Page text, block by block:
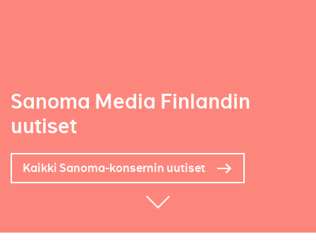
Sanoma Media Finlandin
uutiset
Kaikki Sanoma-konsernin uutiset